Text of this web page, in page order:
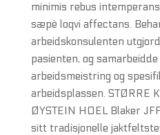
minimis rebus
sæpè loqvi affectans.
arbeidskonsulenten
pasienten, og
arbeidsmeistring og
arbeidsplassen. STØRRE
ØYSTEIN HOEL Blaker
sitt tradisjonelle